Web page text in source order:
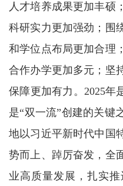
人才培养成果更加丰硕
科研实力更加强劲；围
和学位点布局更加合理
合作办学更加多元；坚
保障更加有力。2025年
是“双一流”创建的关键
地以习近平新时代中国
势而上、踔厉奋发，全
业高质量发展，扎实